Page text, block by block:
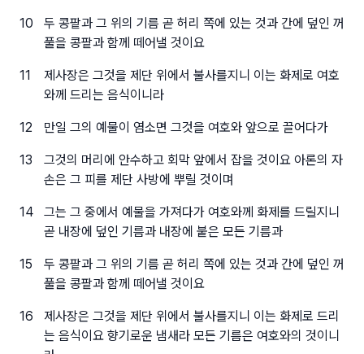
10
두 콩팥과 그 위의 기름 곧 허리 쪽에 있는 것과 간에 덮인 꺼
풀을 콩팥과 함께 떼어낼 것이요
11
제사장은 그것을 제단 위에서 불사를지니 이는 화제로 여호
와께 드리는 음식이니라
12 만일 그의 예물이 염소면 그것을 여호와 앞으로 끌어다가
13
그것의 머리에 안수하고 회막 앞에서 잡을 것이요 아론의 자
손은 그 피를 제단 사방에 뿌릴 것이며
14
그는 그 중에서 예물을 가져다가 여호와께 화제를 드릴지니
곧 내장에 덮인 기름과 내장에 붙은 모든 기름과
15
두 콩팥과 그 위의 기름 곧 허리 쪽에 있는 것과 간에 덮인 꺼
풀을 콩팥과 함께 떼어낼 것이요
16
제사장은 그것을 제단 위에서 불사를지니 이는 화제로 드리
는 음식이요 향기로운 냄새라 모든 기름은 여호와의 것이니